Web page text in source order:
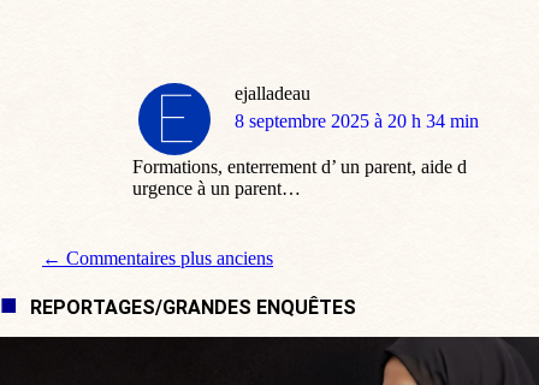
ejalladeau
dit
8 septembre 2025 à 20 h 34 min
Formations, enterrement d’ un parent, aide d
urgence à un parent…
Navigation de commentaire
← Commentaires plus anciens
REPORTAGES/GRANDES ENQUÊTES